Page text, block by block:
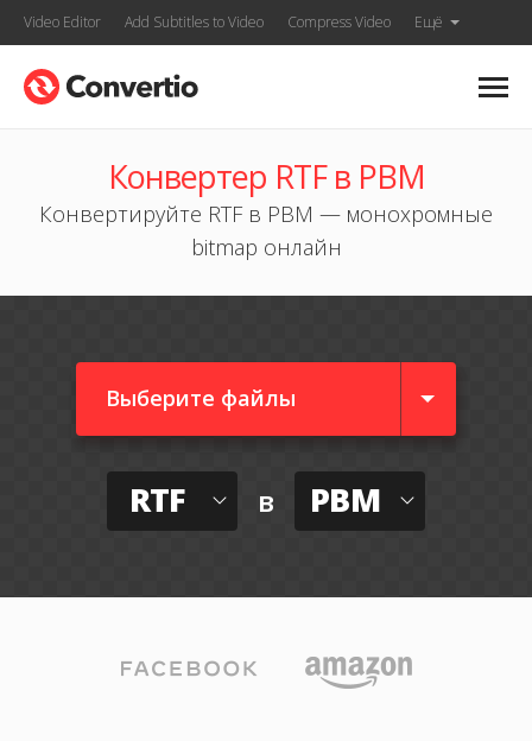
Video Editor Add Subtitles to Video Compress Video Ещё
Конвертер RTF в PBM
Конвертируйте RTF в PBM — монохромные
bitmap онлайн
Выберите файлы
RTF в PBM